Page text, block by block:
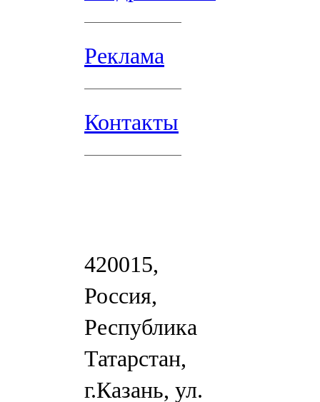
Реклама
Контакты
420015,
Россия,
Республика
Татарстан,
г.Казань, ул.